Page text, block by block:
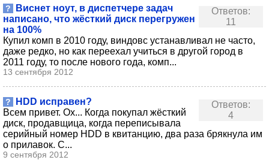
Ответов:
11
?
Виснет ноут, в диспетчере задач
написано, что жёсткий диск перегружен
на 100%
Купил комп в 2010 году, виндовс устанавливал не часто,
даже редко, но как переехал учиться в другой город в
2011 году, то после нового года, комп...
13 сентября 2012
Ответов:
4
?
HDD исправен?
Всем привет. Ох... Когда покупал жёсткий
диск, продавщица, когда переписывала
серийный номер HDD в квитанцию, два раза брякнула им
о прилавок. С...
9 сентября 2012